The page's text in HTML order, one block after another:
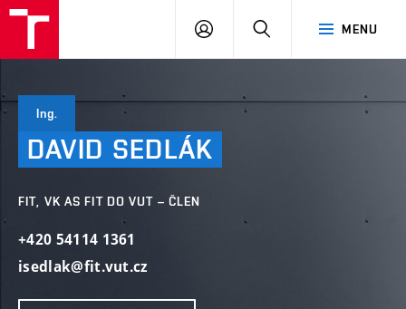
MENU
PŘIHLÁSIT
Ing.
DAVID SEDLÁK
FIT, VK AS FIT DO VUT – ČLEN
+420 54114 1361
isedlak@fit.vut.cz